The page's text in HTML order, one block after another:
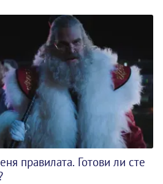
правилата. Готови ли сте